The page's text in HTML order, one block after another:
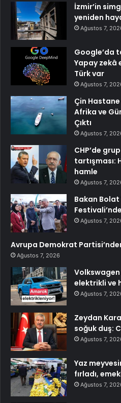
İzmir’in
yeniden
Ağustos 7,
Google’da
Yapay zekâ
Türk var
Ağustos 7,
Çin
Afrika ve
Çıktı
Ağustos 7,
CHP’de
tartışması:
hamle
Ağustos 7,
Bakan
Festivali’nde
Ağustos 7,
Avrupa Demokrat
Ağustos 7, 2026
Volkswagen
elektrikli ve
Ağustos 7,
Zeydan
soğuk duş:
Ağustos 7,
Yaz
fırladı,
Ağustos 7,